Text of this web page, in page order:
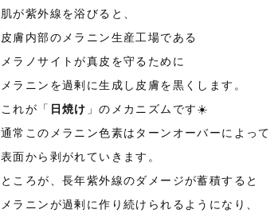
肌が紫外線を浴びると、
皮膚内部のメラニン生産工場である
メラノサイトが真皮を守るために
メラニンを過剰に生成し皮膚を黒くします。
これが「 日焼け 」のメカニズムです☀️
通常このメラニン色素はターンオーバーによって
表面から剥がれていきます。
ところが、長年紫外線のダメージが蓄積すると
メラニンが過剰に作り続けられるようになり、